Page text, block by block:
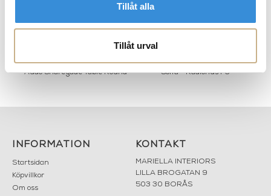
Tillåt alla
Tillåt urval
Audo Snaregade Table Round Soffa - Radiohus P3
INFORMATION
Startsidan
Köpvillkor
Om oss
KONTAKT
MARIELLA INTERIORS
LILLA BROGATAN 9
503 30 BORÅS